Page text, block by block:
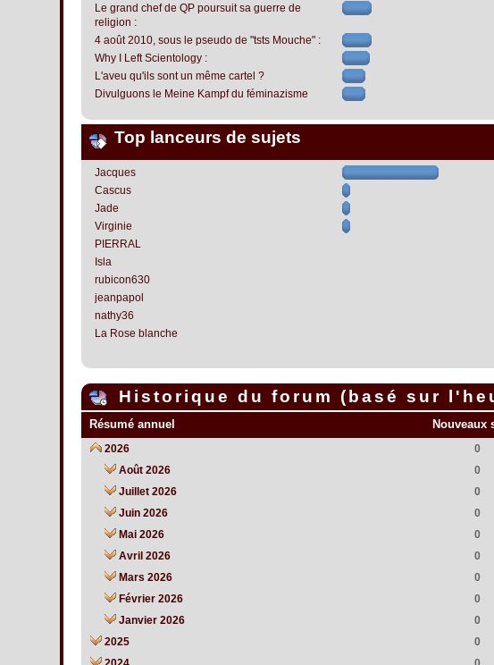
Le grand chef de QP poursuit sa guerre de
religion :
4 août 2010, sous le pseudo de "tsts Mouche" :
Why I Left Scientology :
L'aveu qu'ils sont un même cartel ?
Divulguons le Meine Kampf du féminazisme
Top lanceurs de sujets
Jacques
Cascus
Jade
Virginie
PIERRAL
Isla
rubicon630
jeanpapol
nathy36
La Rose blanche
Historique du forum (basé sur
Résumé annuel Nouveaux
2026 0
Août 2026
0
Juillet 2026
0
Juin 2026
0
Mai 2026
0
Avril 2026
0
Mars 2026
0
Février 2026
0
Janvier 2026
0
2025
0